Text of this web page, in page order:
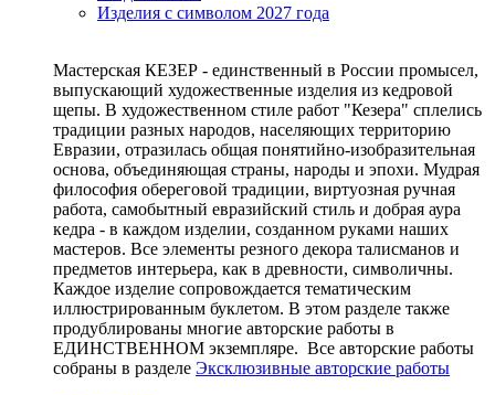
Изделия с символом 2027 года
Мастерская КЕЗЕР - единственный в России промысел,
выпускающий художественные изделия из кедровой
щепы. В художественном стиле работ "Кезера" сплелись
традиции разных народов, населяющих территорию
Евразии, отразилась общая понятийно-изобразительная
основа, объединяющая страны, народы и эпохи. Мудрая
философия обереговой традиции, виртуозная ручная
работа, самобытный евразийский стиль и добрая аура
кедра - в каждом изделии, созданном руками наших
мастеров. Все элементы резного декора талисманов и
предметов интерьера, как в древности, символичны.
Каждое изделие сопровождается тематическим
иллюстрированным буклетом. В этом разделе также
продублированы многие авторские работы в
ЕДИНСТВЕННОМ экземпляре. Все авторские работы
собраны в разделе Эксклюзивные авторские работы